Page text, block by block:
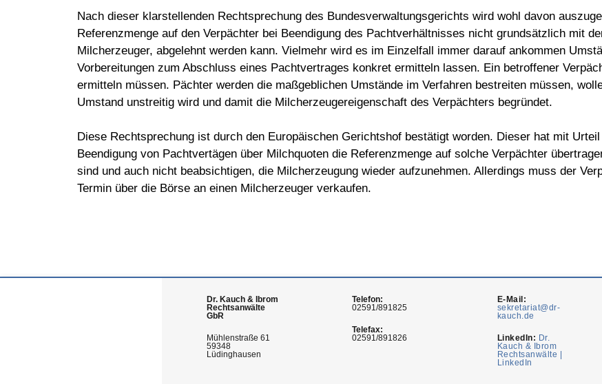
Nach dieser klarstellenden Rechtsprechung des Bundesverwaltungsgerichts wird wohl davon
Referenzmenge auf den Verpächter bei Beendigung des Pachtverhältnisses nicht grundsätzlich mit
Milcherzeuger, abgelehnt werden kann. Vielmehr wird es im Einzelfall immer darauf ankommen
Vorbereitungen zum Abschluss eines Pachtvertrages konkret ermitteln lassen. Ein betroffener
ermitteln müssen. Pächter werden die maßgeblichen Umstände im Verfahren bestreiten müssen,
Umstand unstreitig wird und damit die Milcherzeugereigenschaft des Verpächters begründet.
Diese Rechtsprechung ist durch den Europäischen Gerichtshof bestätigt worden. Dieser hat mit
Beendigung von Pachtvertägen über Milchquoten die Referenzmenge auf solche Verpächter
sind und auch nicht beabsichtigen, die Milcherzeugung wieder aufzunehmen. Allerdings muss der
Termin über die Börse an einen Milcherzeuger verkaufen.
Dr. Kauch & Ibrom
Rechtsanwälte
GbR
Mühlenstraße 61
59348
Lüdinghausen
Telefon:
02591/891825
Telefax:
02591/891826
E-Mail:
sekretariat@dr-
kauch.de
LinkedIn: Dr.
Kauch & Ibrom
Rechtsanwälte |
LinkedIn